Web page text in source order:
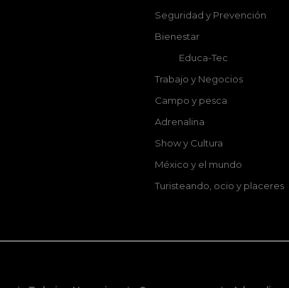
Seguridad y Prevención
Bienestar
Educa-Tec
Trabajo y Negocios
Campo y pesca
Adrenalina
Show y Cultura
México y el mundo
Turisteando, ocio y placeres